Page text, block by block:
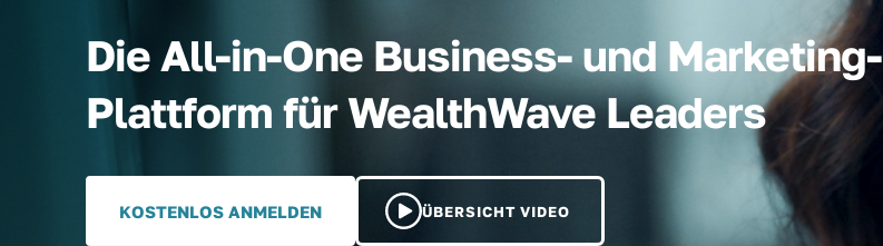
Die All-in-One Business- und Marketing-
Plattform für WealthWave Leaders
KOSTENLOS ANMELDEN ÜBERSICHT VIDEO